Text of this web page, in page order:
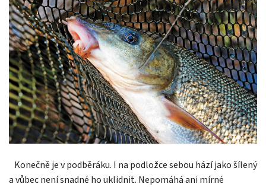
Konečně je v podběráku. I na podložce sebou hází jako šílený
a vůbec není snadné ho uklidnit. Nepomáhá ani mírné